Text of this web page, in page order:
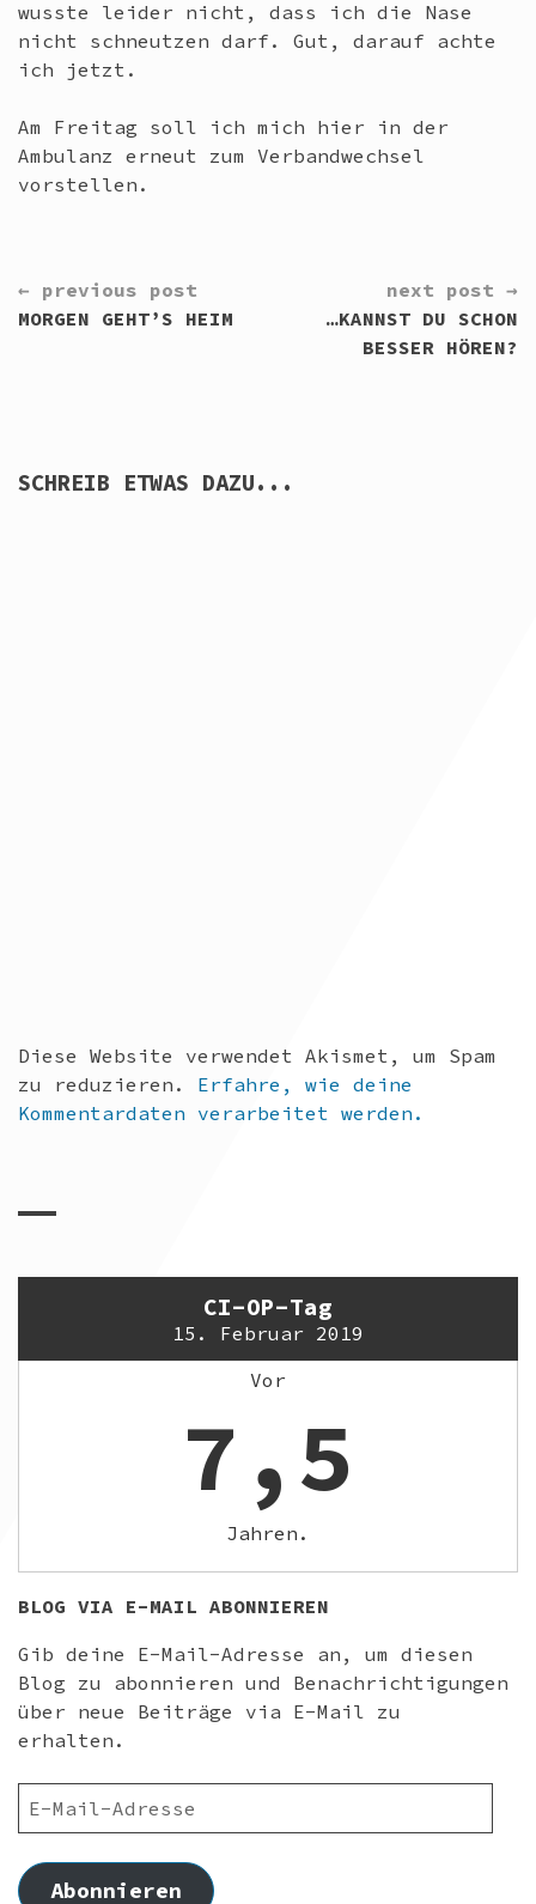
wusste leider nicht, dass ich die Nase
nicht schneutzen darf. Gut, darauf achte
ich jetzt.
Am Freitag soll ich mich hier in der
Ambulanz erneut zum Verbandwechsel
vorstellen.
READING
← previous post
MORGEN GEHT’S HEIM
next post →
…KANNST DU SCHON
BESSER HÖREN?
SCHREIB ETWAS DAZU...
Diese Website verwendet Akismet, um Spam
zu reduzieren. Erfahre, wie deine
Kommentardaten verarbeitet werden.
CI-OP-Tag
15. Februar 2019
Vor
7,5
Jahren.
BLOG VIA E-MAIL ABONNIEREN
Gib deine E-Mail-Adresse an, um diesen
Blog zu abonnieren und Benachrichtigungen
über neue Beiträge via E-Mail zu
erhalten.
E-
Abonnieren